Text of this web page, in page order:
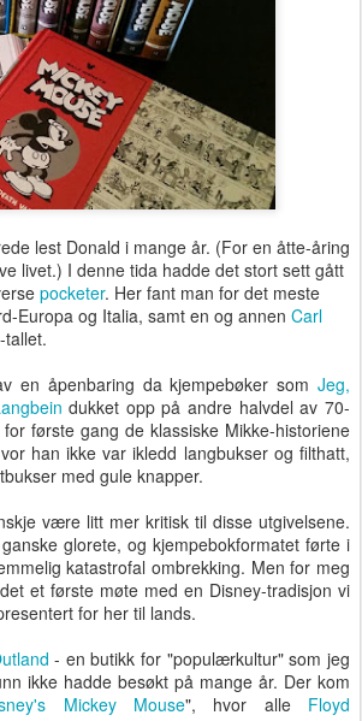
lest Donald i mange år. (For en åtte-åring
livet.) I denne tida hadde det stort sett gått
pocketer. Her fant man for det meste
Europa og Italia, samt en og annen Carl
tallet.
en åpenbaring da kjempebøker som Jeg,
dukket opp på andre halvdel av 70-
første gang de klassiske Mikke-historiene
han ikke var ikledd langbukser og filthatt,
med gule knapper.
være litt mer kritisk til disse utgivelsene.
glorete, og kjempebokformatet førte i
katastrofal ombrekking. Men for meg
et første møte med en Disney-tradisjon vi
for her til lands.
- en butikk for "populærkultur" som jeg
ikke hadde besøkt på mange år. Der kom
Mickey Mouse", hvor alle Floyd